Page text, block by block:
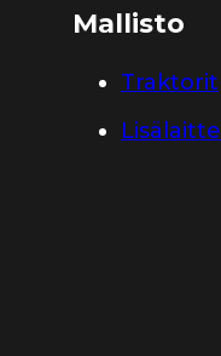
Mallisto
Traktorit